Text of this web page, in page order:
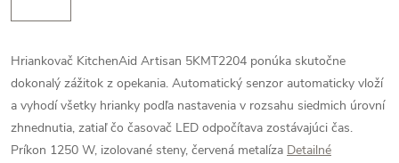
Hriankovač KitchenAid Artisan 5KMT2204 ponúka skutočne
dokonalý zážitok z opekania. Automatický senzor automaticky vloží
a vyhodí všetky hrianky podľa nastavenia v rozsahu siedmich úrovní
zhnednutia, zatiaľ čo časovač LED odpočítava zostávajúci čas.
Príkon 1250 W, izolované steny, červená metalíza Detailné